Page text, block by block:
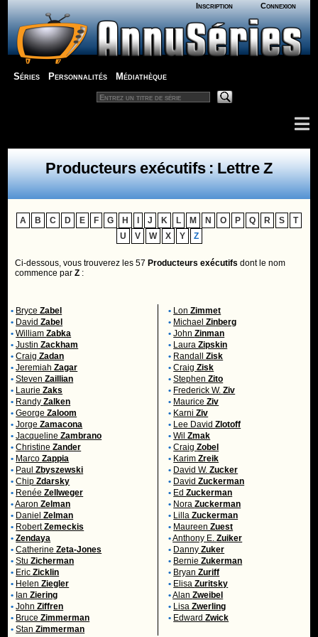
Inscription Connexion
Séries Personnalités Médiathèque
Producteurs exécutifs : Lettre Z
A B C D E F G H J K L M N O P Q R S
T
U
V W X Y Z
Ci-dessous, vous trouverez les 57 Producteurs exécutifs dont le nom
commence parZ :
• BryceZabel
• DavidZabel
• WilliamZabka
• JustinZackham
• CraigZadan
• JeremiahZagar
• StevenZaillian
• LaurieZaks
• RandyZalken
• GeorgeZaloom
• JorgeZamacona
• JacquelineZambrano
• ChristineZander
• MarcoZappia
• PaulZbyszewski
• ChipZdarsky
• RenéeZellweger
•AaronZelman
• DanielZelman
• RobertZemeckis
• Zendaya
• CatherineZeta-Jones
• StuZicherman
• EricZicklin
• HelenZiegler
• IanZiering
• JohnZiffren
• BruceZimmerman
• StanZimmerman
• LonZimmet
• MichaelZinberg
• JohnZinman
• LauraZipskin
• RandallZisk
• CraigZisk
• StephenZito
• Frederick W.Ziv
• MauriceZiv
• KarniZiv
• Lee DavidZlotoff
• WilZmak
• CraigZobel
• KarimZreik
• David W.Zucker
• DavidZuckerman
• EdZuckerman
• NoraZuckerman
• LillaZuckerman
• MaureenZuest
•Anthony E.Zuiker
• DannyZuker
• BernieZukerman
• BryanZuriff
• ElisaZuritsky
•AlanZweibel
• LisaZwerling
• EdwardZwick